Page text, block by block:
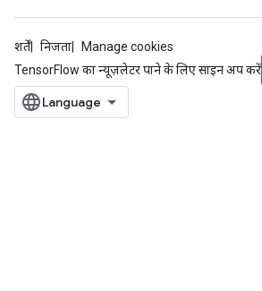
शर्तें निजता
Manage cookies
TensorFlow का न्यूज़लेटर पाने के लिए साइन अप करें